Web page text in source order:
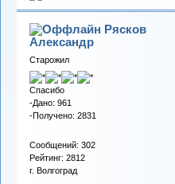
Рясков
Александр
Старожил
Спасибо
-Дано: 961
-Получено: 2831
Сообщений: 302
Рейтинг: 2812
г. Волгоград